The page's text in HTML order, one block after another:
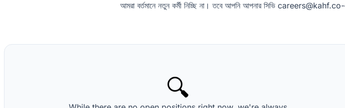
আমরা বর্তমানে নতুন কর্মী নিচ্ছি না। তবে আপনি আপনার সিভি careers@kahf.co-
🔍